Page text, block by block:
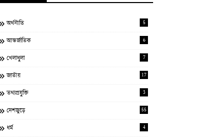
অর্থনীতি 5
আন্তর্জাতিক 6
খেলাধুলা 7
জাতীয় 17
তথ্যপ্রযুক্তি 3
দেশজুড়ে 55
ধর্ম 4